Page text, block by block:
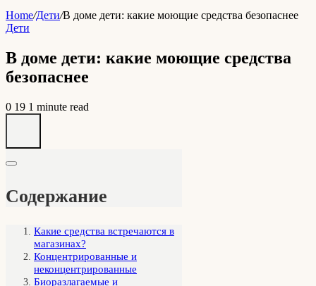
Home/Дети/В доме дети: какие моющие средства безопаснее
Дети
В доме дети: какие моющие средства
безопаснее
0 19 1 minute read
Содержание
Какие средства встречаются в
магазинах?
Концентрированные и
неконцентрированные
Биоразлагаемые и